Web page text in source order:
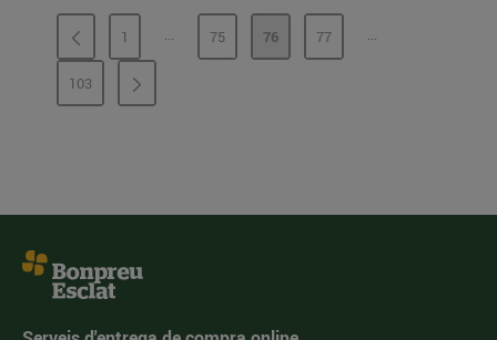
PÀGINA
1 ...PÀGINES INTERMÈDIES
PÀGINA
75 PÀGINA
76 PÀGINA
77 ...PÀGINES
PÀGINA
103